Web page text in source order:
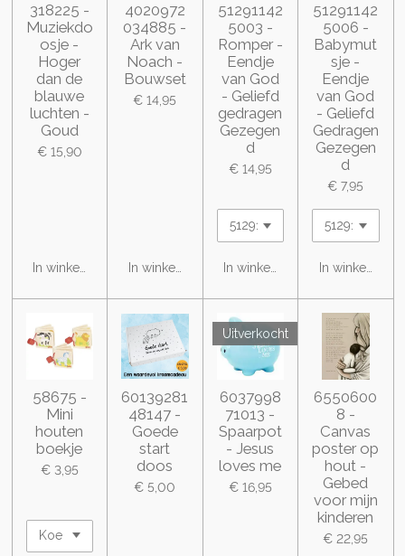
318225 -
Muziekdo
osje -
Hoger
dan de
blauwe
luchten -
Goud
€ 15,90
In winkelwagen
4020972
034885 -
Ark van
Noach -
Bouwset
€ 14,95
In winkelwagen
51291142
5003 -
Romper -
Eendje
van God
- Geliefd
gedragen
Gezegen
d
€ 14,95
In winkelwagen
51291142
5006 -
Babymut
sje -
Eendje
van God
- Geliefd
Gedragen
Gezegen
d
€ 7,95
In
58675 -
Mini
houten
boekje
€ 3,95
60139281
48147 -
Goede
start
doos
€ 5,00
Uitverkocht
6037998
71013 -
Spaarpot
- Jesus
loves me
€ 16,95
6550600
8 -
Canvas
poster op
hout -
Gebed
voor mijn
kinderen
€ 22,95